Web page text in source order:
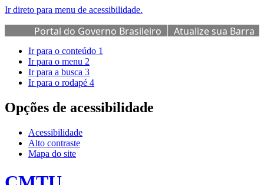
Ir direto para menu de acessibilidade.
Portal do Governo Brasileiro
Atualize sua Barra
de Governo
Ir para o conteúdo 1
Ir para o menu 2
Ir para a busca 3
Ir para o rodapé 4
Opções de acessibilidade
Acessibilidade
Alto contraste
Mapa do site